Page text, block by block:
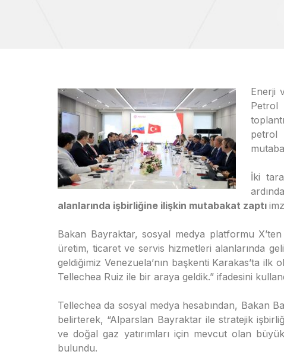
Enerji
Petrol
İki
alanlarında işbirliğine ilişkin mutabakat zaptı
Bakan Bayraktar, sosyal medya platformu
üretim, ticaret ve servis hizmetleri alanlarında
geldiğimiz Venezuela’nın başkenti Karakas’ta
Tellechea Ruiz ile bir araya geldik.” ifadesini
Tellechea da sosyal medya hesabından, Bakan
belirterek, “Alparslan Bayraktar ile stratejik
ve doğal gaz yatırımları için mevcut olan
bulundu.